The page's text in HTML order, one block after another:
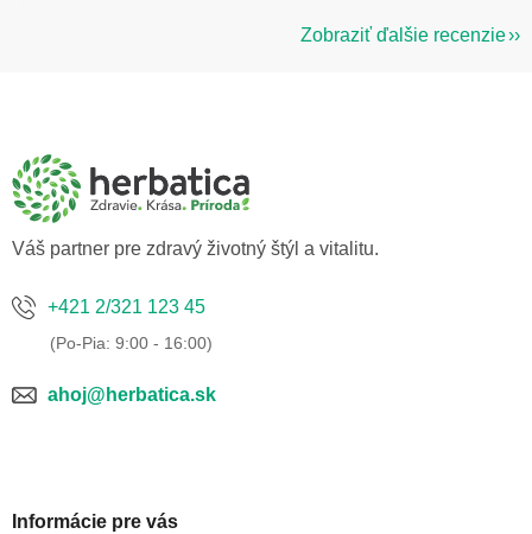
Zobraziť ďalšie recenzie
Váš partner pre zdravý životný štýl a vitalitu.
+421 2/321 123 45
ahoj@herbatica.sk
Informácie pre vás